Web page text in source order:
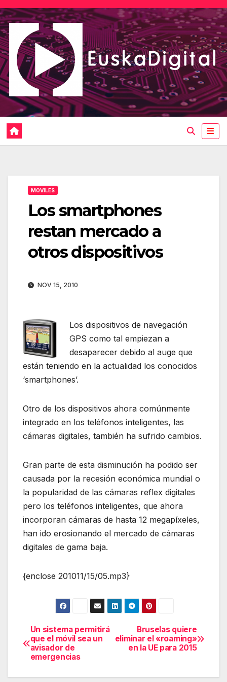
Saltar
al
contenido
MOVILES
Los smartphones
restan mercado a
otros dispositivos
NOV 15, 2010
Los dispositivos de navegación
GPS como tal empiezan a
desaparecer debido al auge que
están teniendo en la actualidad los conocidos
‘smartphones’.
Otro de los dispositivos ahora comúnmente
integrado en los teléfonos inteligentes, las
cámaras digitales, también ha sufrido cambios.
Gran parte de esta disminución ha podido ser
causada por la recesión económica mundial o
la popularidad de las cámaras reflex digitales
pero los teléfonos inteligentes, que ahora
incorporan cámaras de hasta 12 megapíxeles,
han ido erosionando el mercado de cámaras
digitales de gama baja.
{enclose 201011/15/05.mp3}
Navegación
de
entradas
Bruselas quiere
eliminar el «roaming»
en la UE para 2015
Un sistema permitirá
que el móvil sea un
avisador de
emergencias